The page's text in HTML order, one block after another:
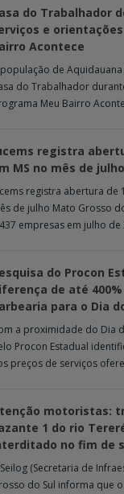
do Trabalhador
e
Acontece
de
do Trabalhador
Meu Bairro
registra
MS no mês de julho
registra abertura de
de julho Mato Grosso
empresas em julho
do Procon
de até
para o Dia
a proximidade do Dia
Procon Estadual
preços de serviços
motoristas:
1 do rio
no fim de
(Secretaria de
do Sul informa que